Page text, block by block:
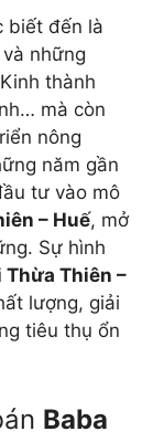
biết đến là
những
thành
mà còn
nông
năm gần
tư vào mô
– Huế, mở
Sự hình
Thiên –
lượng, giải
tiêu thụ ổn
Baba